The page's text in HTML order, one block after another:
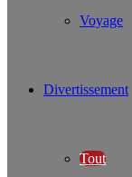
Voyage
Divertissement
Tout